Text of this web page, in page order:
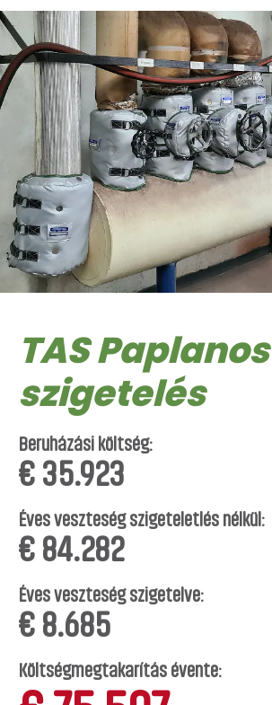
TAS Paplanos
szigetelés
Beruházási költség:
€ 35.923
Éves veszteség szigeteletlés nélkül:
€ 84.282
Éves veszteség szigetelve:
€ 8.685
Költségmegtakarítás évente: